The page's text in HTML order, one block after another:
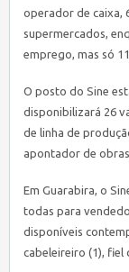
operador de caixa,
supermercados,
emprego, mas só
O posto do Sine
disponibilizará 26
de linha de
apontador de
Em Guarabira, o
todas para
disponíveis
cabeleireiro (1), fiel